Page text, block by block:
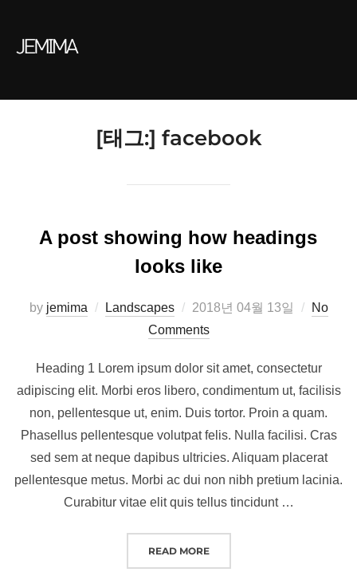
content
[태그:] facebook
A post showing how headings
looks like
by jemima Landscapes
Posted
on
2018년 04월 13일
No
Comments
Heading 1 Lorem ipsum dolor sit amet, consectetur
adipiscing elit. Morbi eros libero, condimentum ut, facilisis
non, pellentesque ut, enim. Duis tortor. Proin a quam.
Phasellus pellentesque volutpat felis. Nulla facilisi. Cras
sed sem at neque dapibus ultricies. Aliquam placerat
pellentesque metus. Morbi ac dui non nibh pretium lacinia.
Curabitur vitae elit quis tellus tincidunt …
READ MORE“A POST SHOWING HOW